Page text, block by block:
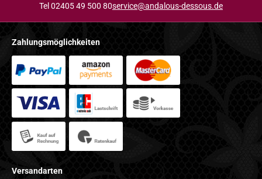
Tel 02405 49 500 80service@andalous-dessous.de
Zahlungsmöglichkeiten
Versandarten